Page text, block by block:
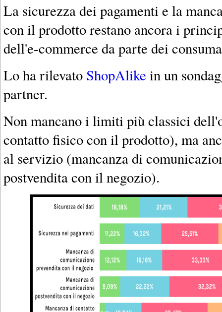
La sicurezza dei pagamenti e la
con il prodotto restano ancora i
dell'e-commerce da parte dei
Lo ha rilevato ShopAlike in un
partner.
Non mancano i limiti più classici
contatto fisico con il prodotto), ma
al servizio (mancanza di
postvendita con il negozio).